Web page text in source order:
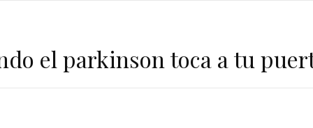
el parkinson toca a tu